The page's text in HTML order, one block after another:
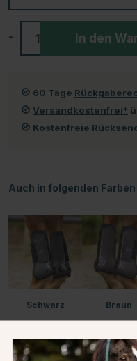
- In den
60 Tage
Versandkostenfrei*
Kostenfreie
Auch in folgenden
Schwarz Braun